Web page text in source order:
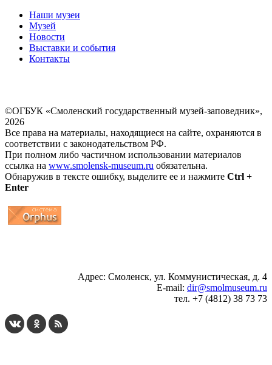
Наши музеи
Музей
Новости
Выставки и события
Контакты
©ОГБУК «Смоленский государственный музей-заповедник»,
2026
Все права на материалы, находящиеся на сайте, охраняются в
соответствии с законодательством РФ.
При полном либо частичном использовании материалов
ссылка на www.smolensk-museum.ru обязательна.
Обнаружив в тексте ошибку, выделите ее и нажмите Ctrl +
Enter
Адрес: Смоленск, ул. Коммунистическая, д. 4
E-mail: dir@smolmuseum.ru
тел. +7 (4812) 38 73 73